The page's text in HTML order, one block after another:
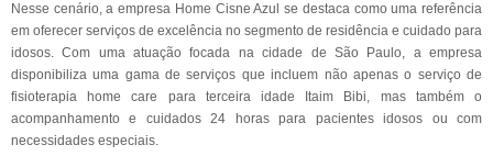
Nesse cenário, a empresa Home Cisne Azul se destaca como uma referência
em oferecer serviços de excelência no segmento de residência e cuidado para
idosos. Com uma atuação focada na cidade de São Paulo, a empresa
disponibiliza uma gama de serviços que incluem não apenas o serviço de
fisioterapia home care para terceira idade Itaim Bibi, mas também o
acompanhamento e cuidados 24 horas para pacientes idosos ou com
necessidades especiais.